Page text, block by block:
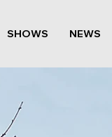
SHOWS NEWS